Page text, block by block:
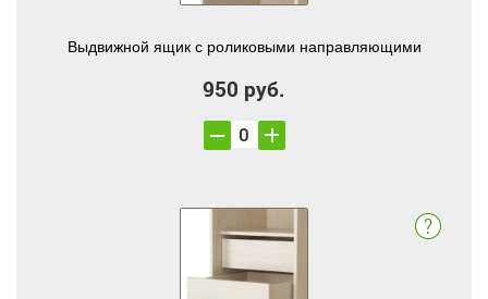
Выдвижной ящик с роликовыми направляющими
950 руб.